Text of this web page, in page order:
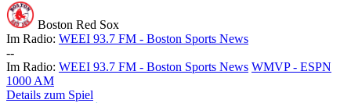
Boston Red Sox
Im Radio: WEEI 93.7 FM - Boston Sports News
--
Im Radio: WEEI 93.7 FM - Boston Sports News WMVP - ESPN
1000 AM
Details zum Spiel